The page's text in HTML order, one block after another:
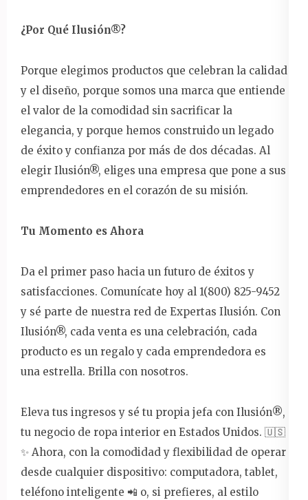
¿Por Qué Ilusión®?
Porque elegimos productos que celebran la calidad
y el diseño, porque somos una marca que entiende
el valor de la comodidad sin sacrificar la
elegancia, y porque hemos construido un legado
de éxito y confianza por más de dos décadas. Al
elegir Ilusión®, eliges una empresa que pone a sus
emprendedores en el corazón de su misión.
Tu Momento es Ahora
Da el primer paso hacia un futuro de éxitos y
satisfacciones. Comunícate hoy al 1(800) 825-9452
y sé parte de nuestra red de Expertas Ilusión. Con
Ilusión®, cada venta es una celebración, cada
producto es un regalo y cada emprendedora es
una estrella. Brilla con nosotros.
Eleva tus ingresos y sé tu propia jefa con Ilusión®️,
tu negocio de ropa interior en Estados Unidos. 🇺🇸
✨ Ahora, con la comodidad y flexibilidad de operar
desde cualquier dispositivo: computadora, tablet,
teléfono inteligente 📲 o, si prefieres, al estilo